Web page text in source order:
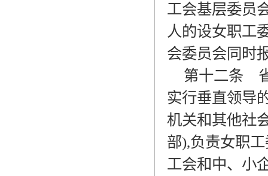
工会基层委员
人的设女职工
会委员会同时
第十二条
实行垂直领导
机关和其他社
部),负责女职
工会和中、小